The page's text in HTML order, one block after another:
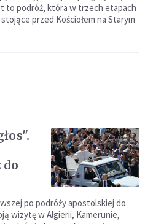
to podróż, która w trzech etapach
przed Kościołem na Starym
do
po podróży apostolskiej do
wizytę w Algierii, Kamerunie,